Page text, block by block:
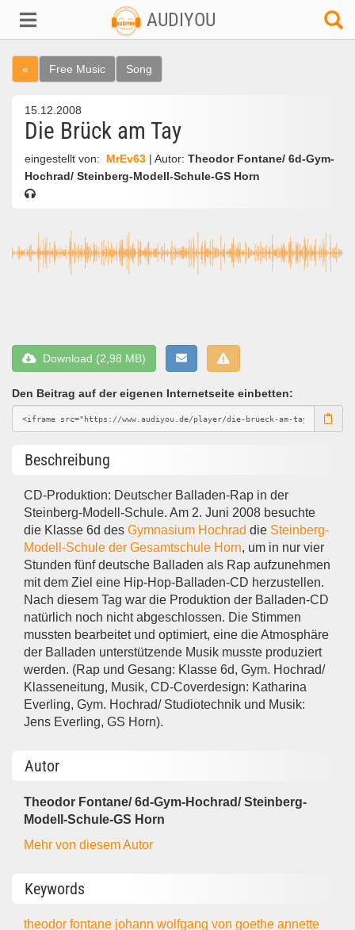
AUDIYOU
« Free Music Song
15.12.2008
Die Brück am Tay
eingestellt von: MrEv63 | Autor: Theodor Fontane/ 6d-Gym-
Hochrad/ Steinberg-Modell-Schule-GS Horn
Download (2,98 MB)
Den Beitrag auf der eigenen Internetseite einbetten:
Beschreibung
CD-Produktion: Deutscher Balladen-Rap in der
Steinberg-Modell-Schule. Am 2. Juni 2008 besuchte
die Klasse 6d desGymnasium Hochrad die Steinberg-
Modell-Schule der Gesamtschule Horn, um in nur vier
Stunden fünf deutsche Balladen als Rap aufzunehmen
mit dem Ziel eine Hip-Hop-Balladen-CD herzustellen.
Nach diesem Tag war die Produktion der Balladen-CD
natürlich noch nicht abgeschlossen. Die Stimmen
mussten bearbeitet und optimiert, eine die Atmosphäre
der Balladen unterstützende Musik musste produziert
werden. (Rap und Gesang: Klasse 6d, Gym. Hochrad/
Klasseneitung, Musik, CD-Coverdesign: Katharina
Everling, Gym. Hochrad/ Studiotechnik und Musik:
Jens Everling, GS Horn).
Autor
Theodor Fontane/ 6d-Gym-Hochrad/ Steinberg-
Modell-Schule-GS Horn
Mehr von diesem Autor
Keywords
theodor fontane johann wolfgang von goetheannette